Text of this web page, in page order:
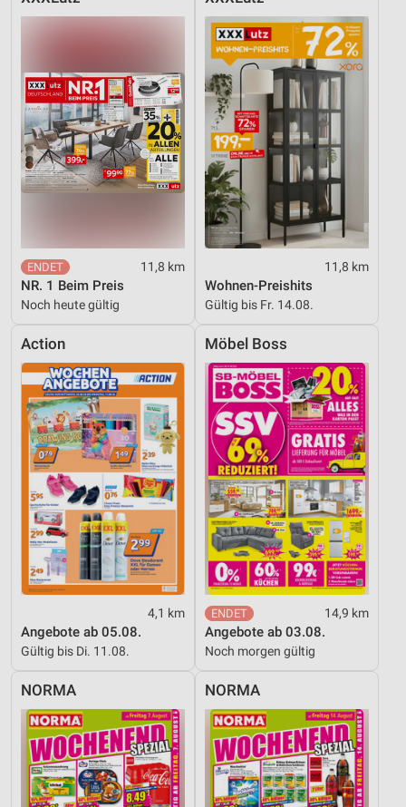
11,8 km
NR. 1 Beim Preis
Noch heute gültig
11,8 km
Wohnen-Preishits
Gültig bis Fr. 14.08.
Action
4,1 km
Angebote ab 05.08.
Gültig bis Di. 11.08.
Möbel Boss
14,9 km
Angebote ab 03.08.
Noch morgen gültig
NORMA NORMA